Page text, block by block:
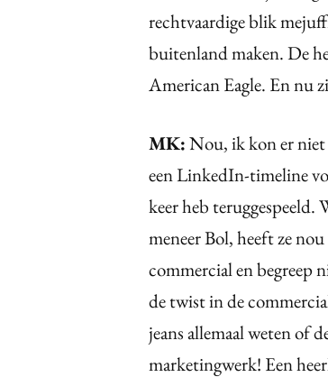
rechtvaardige blik
buitenland maken. De
American Eagle. En nu
MK:Nou, ik kon er niet
een LinkedIn-timeline
keer heb teruggespeeld.
meneer Bol, heeft ze
commercial en begreep
de twist in de
jeans allemaal weten of
marketingwerk! Een